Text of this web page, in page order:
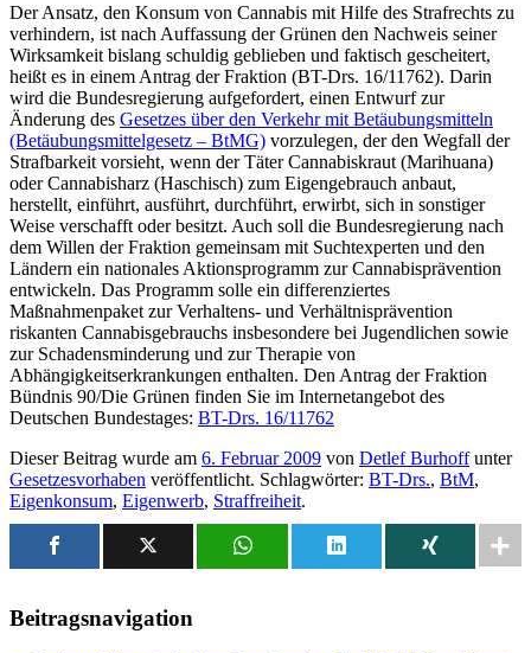
Der Ansatz, den Konsum von Cannabis mit Hilfe des Strafrechts zu
verhindern, ist nach Auffassung der Grünen den Nachweis seiner
Wirksamkeit bislang schuldig geblieben und faktisch gescheitert,
heißt es in einem Antrag der Fraktion (BT-Drs. 16/11762). Darin
wird die Bundesregierung aufgefordert, einen Entwurf zur
Änderung des Gesetzes über den Verkehr mit Betäubungsmitteln
(Betäubungsmittelgesetz – BtMG) vorzulegen, der den Wegfall der
Strafbarkeit vorsieht, wenn der Täter Cannabiskraut (Marihuana)
oder Cannabisharz (Haschisch) zum Eigengebrauch anbaut,
herstellt, einführt, ausführt, durchführt, erwirbt, sich in sonstiger
Weise verschafft oder besitzt. Auch soll die Bundesregierung nach
dem Willen der Fraktion gemeinsam mit Suchtexperten und den
Ländern ein nationales Aktionsprogramm zur Cannabisprävention
entwickeln. Das Programm solle ein differenziertes
Maßnahmenpaket zur Verhaltens- und Verhältnisprävention
riskanten Cannabisgebrauchs insbesondere bei Jugendlichen sowie
zur Schadensminderung und zur Therapie von
Abhängigkeitserkrankungen enthalten. Den Antrag der Fraktion
Bündnis 90/Die Grünen finden Sie im Internetangebot des
Deutschen Bundestages: BT-Drs. 16/11762
Dieser Beitrag wurde am 6. Februar 2009 von Detlef Burhoffunter
Gesetzesvorhaben veröffentlicht. Schlagwörter: BT-Drs., BtM,
Eigenkonsum, Eigenwerb, Straffreiheit.
Beitragsnavigation